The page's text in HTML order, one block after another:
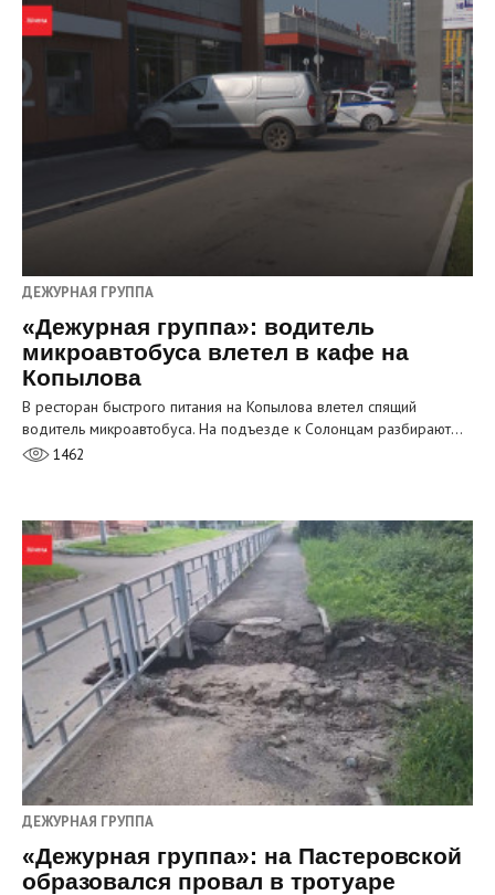
ДЕЖУРНАЯ ГРУППА
«Дежурная группа»: водитель
микроавтобуса влетел в кафе на
Копылова
В ресторан быстрого питания на Копылова влетел спящий
водитель микроавтобуса. На подъезде к Солонцам разбирают…
1462
ДЕЖУРНАЯ ГРУППА
«Дежурная группа»: на Пастеровской
образовался провал в тротуаре